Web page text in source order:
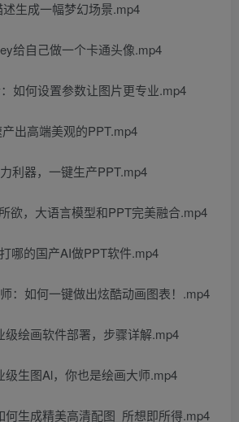
生成一幅梦幻场景.mp4
给自己做一个卡通头像.mp4
如何设置参数让图片更专业.mp4
出高端美观的PPT.mp4
利器，一键生产PPT.mp4
欲，大语言模型和PPT完美融合.mp4
哪的国产AI做PPT软件.mp4
：如何一键做出炫酷动画图表！.mp4
级绘画软件部署，步骤详解.mp4
级生图Al，你也是绘画大师.mp4
何生成精美高清配图_所想即所得.mp4